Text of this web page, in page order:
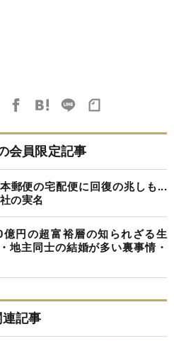
会員限定記事
郵便の宅配便に回復の兆しも...
の実名
億円の超富裕層の知られざる生
地主同士の結婚が多い裏事情・
記事